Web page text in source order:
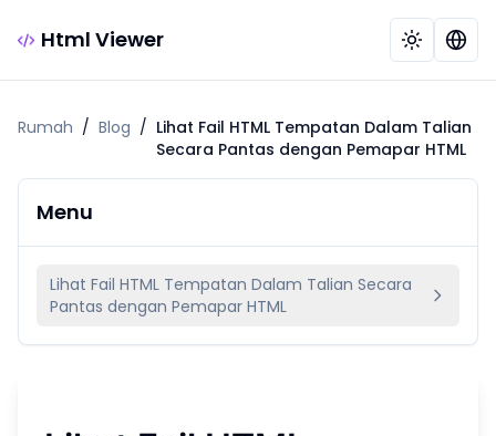
Html Viewer
Rumah / Blog / Lihat Fail HTML Tempatan Dalam Talian
Secara Pantas dengan Pemapar HTML
Menu
Lihat Fail HTML Tempatan Dalam Talian Secara
Pantas dengan Pemapar HTML